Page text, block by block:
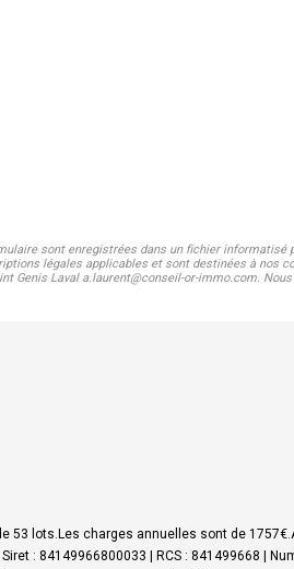
sont enregistrées dans un fichier informatisé
légales applicables et sont destinées à nos
Genis Laval a.laurent@conseil-or-immo.com.
53 lots.Les charges annuelles sont de 1757€.
| Siret : 84149966800033 | RCS : 841499668 |